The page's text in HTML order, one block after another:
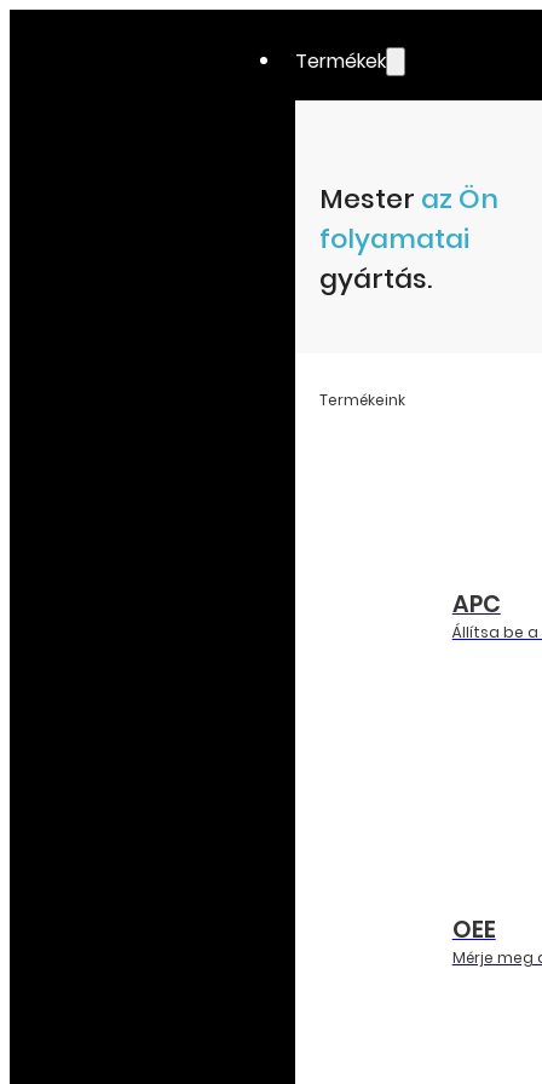
Termékek
Mester az Ön
folyamatai
gyártás.
Termékeink
APC
Állítsa be
OEE
Mérje meg